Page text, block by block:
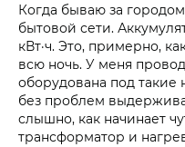
Когда бываю за
бытовой сети.
кВт·ч. Это, примерно,
всю ночь. У меня
оборудована под такие
без проблем
слышно, как начинает
трансформатор и